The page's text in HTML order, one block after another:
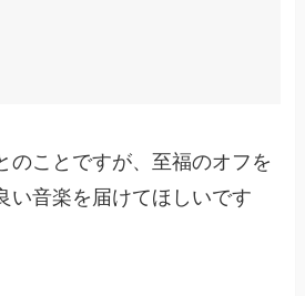
のことですが、至福のオフを
い音楽を届けてほしいです